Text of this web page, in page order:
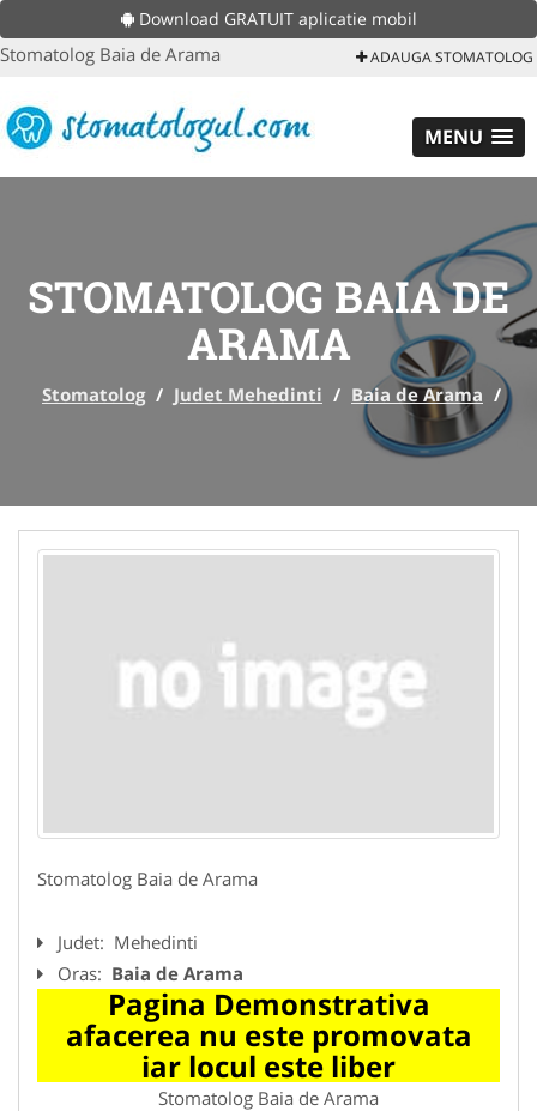
Download GRATUIT aplicatie mobil
Stomatolog Baia de Arama ADAUGA STOMATOLOG
MENU
STOMATOLOG BAIA DE
ARAMA
Stomatolog / Judet Mehedinti / Baia de Arama /
Stomatolog Baia de Arama
Judet: Mehedinti
Oras: Baia de Arama
Pagina Demonstrativa
afacerea nu este promovata
iar locul este liber
Stomatolog Baia de Arama